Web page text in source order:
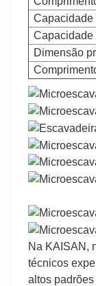
Capacidade
Capacidade
Dimensão
Na KAISAN,
técnicos
altos